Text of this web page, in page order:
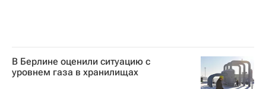
В Берлине оценили ситуацию с
уровнем газа в хранилищах